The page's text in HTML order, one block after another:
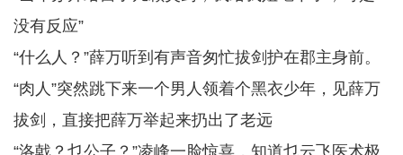
没有反应”
“什么人？”薛万听到有声音匆忙拔剑护在郡主身前。
“肉人”突然跳下来一个男人领着个黑衣少年，见薛万
拔剑，直接把薛万举起来扔出了老远
“洛戟？乜公子？”凌峰一脸惊喜，知道乜云飞医术极